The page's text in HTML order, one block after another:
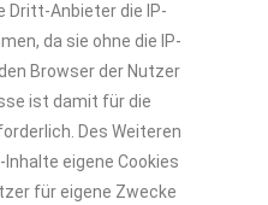
Dritt-Anbieter die IP-
da sie ohne die IP-
Browser der Nutzer
ist damit für die
Des Weiteren
eigene Cookies
für eigene Zwecke